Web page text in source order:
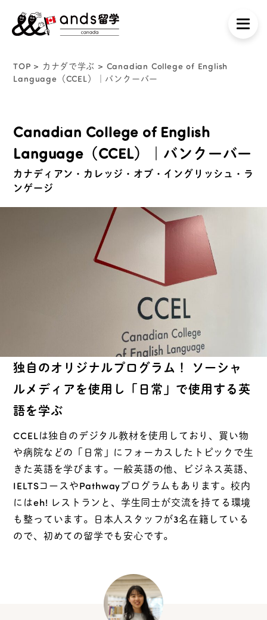
TOP > カナダで学ぶ > Canadian College of English
Language（CCEL）｜バンクーバー
Canadian College of English
Language（CCEL）｜バンクーバー
カナディアン・カレッジ・オブ・イングリッシュ・ラ
ンゲージ
独自のオリジナルプログラム！ ソーシャ
ルメディアを使用し「日常」で使用する英
語を学ぶ
CCELは独自のデジタル教材を使用しており、買い物
や病院などの「日常」にフォーカスしたトピックで生
きた英語を学びます。一般英語の他、ビジネス英語、
IELTSコースやPathwayプログラムもあります。校内
にはeh! レストランと、学生同士が交流を持てる環境
も整っています。日本人スタッフが3名在籍している
ので、初めての留学でも安心です。